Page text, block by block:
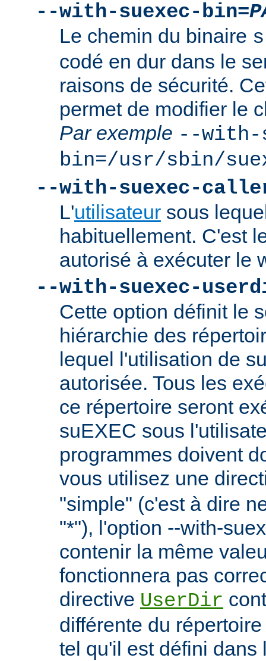
--with-suexec-bin=
Le chemin du binaire
codé en dur dans le
raisons de sécurité.
permet de modifier le
Par exemple --with-
bin=/usr/sbin/
--with-suexec-
L'utilisateur sous
habituellement. C'est
autorisé à exécuter le
--with-suexec-
Cette option définit le
hiérarchie des
lequel l'utilisation de
autorisée. Tous les
ce répertoire seront
suEXEC sous
programmes doivent
vous utilisez une
"simple" (c'est à dire
"*"), l'option --with-
contenir la même
fonctionnera pas
directive UserDir
différente du
tel qu'il est défini